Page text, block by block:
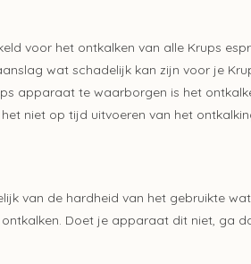
voor het ontkalken van alle Krups
wat schadelijk kan zijn voor je
apparaat te waarborgen is het
niet op tijd uitvoeren van het
van de hardheid van het gebruikte
Doet je apparaat dit niet, ga